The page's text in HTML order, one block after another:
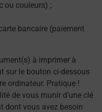
ou couleurs) ;
bancaire (paiement
à imprimer à
sur le bouton ci-dessous
ordinateur. Pratique !
de vous munir d'une clé
dont vous avez besoin